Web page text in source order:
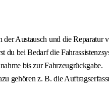
Austausch und die Reparatur
du bei Bedarf die
bis zur Fahrzeugrückgabe.
gehören z. B. die